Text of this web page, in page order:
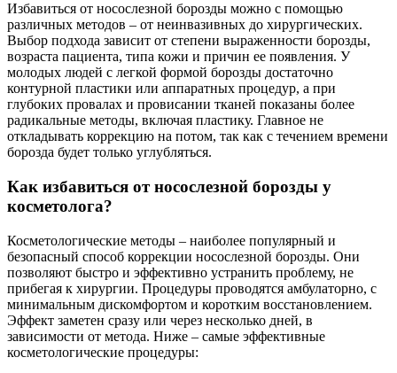
Избавиться от носослезной борозды можно с помощью
различных методов – от неинвазивных до хирургических.
Выбор подхода зависит от степени выраженности борозды,
возраста пациента, типа кожи и причин ее появления. У
молодых людей с легкой формой борозды достаточно
контурной пластики или аппаратных процедур, а при
глубоких провалах и провисании тканей показаны более
радикальные методы, включая пластику. Главное не
откладывать коррекцию на потом, так как с течением времени
борозда будет только углубляться.
Как избавиться от носослезной борозды у
косметолога?
Косметологические методы – наиболее популярный и
безопасный способ коррекции носослезной борозды. Они
позволяют быстро и эффективно устранить проблему, не
прибегая к хирургии. Процедуры проводятся амбулаторно, с
минимальным дискомфортом и коротким восстановлением.
Эффект заметен сразу или через несколько дней, в
зависимости от метода. Ниже – самые эффективные
косметологические процедуры: